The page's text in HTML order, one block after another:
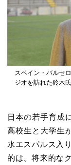
スペイン・バルセ
ジオを訪れた鈴木
日本の若手育成
高校生と大学生
水エスパルス入
的は、将来的な